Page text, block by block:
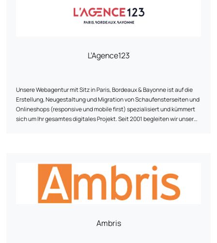
sozialen Netzwerke erreichbar.
L’Agence123
Unsere Webagentur mit Sitz in Paris, Bordeaux & Bayonne ist auf die
Erstellung, Neugestaltung und Migration von Schaufensterseiten und
Onlineshops (responsive und mobile first) spezialisiert und kümmert
sich um Ihr gesamtes digitales Projekt. Seit 2001 begleiten wir unsere
des Marktes, für die wir zertifiziert sind (Prestashop, Wordpress,
Magento, Joomla...), und beteiligen uns so an der Entwicklung von
Marken und internationalen Unternehmen, die heute die Landschaft
des Made in France bilden.
Ambris